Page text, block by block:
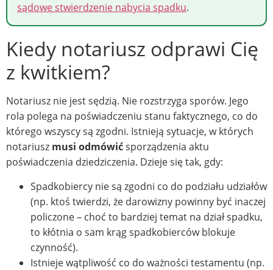
sądowe stwierdzenie nabycia spadku.
Kiedy notariusz odprawi Cię
z kwitkiem?
Notariusz nie jest sędzią. Nie rozstrzyga sporów. Jego
rola polega na poświadczeniu stanu faktycznego, co do
którego wszyscy są zgodni. Istnieją sytuacje, w których
notariusz musi odmówićsporządzenia aktu
poświadczenia dziedziczenia. Dzieje się tak, gdy:
Spadkobiercy nie są zgodni co do podziału udziałów
(np. ktoś twierdzi, że darowizny powinny być inaczej
policzone – choć to bardziej temat na dział spadku,
to kłótnia o sam krąg spadkobierców blokuje
czynność).
Istnieje wątpliwość co do ważności testamentu (np.